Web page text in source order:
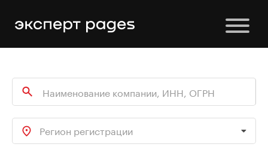
Регион регистрации